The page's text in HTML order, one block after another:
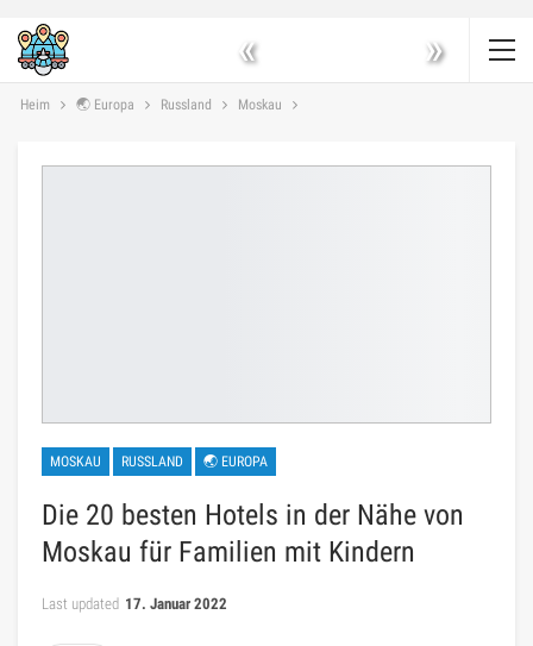
« »
Heim 🌏 Europa Russland Moskau
MOSKAU RUSSLAND 🌏 EUROPA
Die 20 besten Hotels in der Nähe von
Moskau für Familien mit Kindern
Last updated 17. Januar 2022